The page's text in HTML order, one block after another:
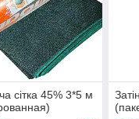
сітка 45% 3*5 м